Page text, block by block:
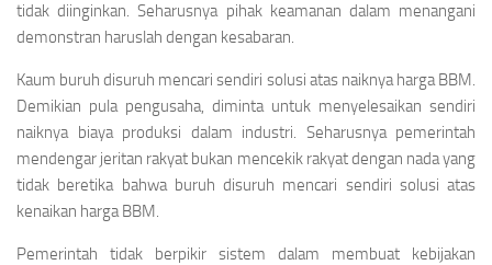
tidak diinginkan. Seharusnya pihak keamanan dalam menangani
demonstran haruslah dengan kesabaran.
Kaum buruh disuruh mencari sendiri solusi atas naiknya harga BBM.
Demikian pula pengusaha, diminta untuk menyelesaikan sendiri
naiknya biaya produksi dalam industri. Seharusnya pemerintah
mendengar jeritan rakyat bukan mencekik rakyat dengan nada yang
tidak beretika bahwa buruh disuruh mencari sendiri solusi atas
kenaikan harga BBM.
Pemerintah tidak berpikir sistem dalam membuat kebijakan